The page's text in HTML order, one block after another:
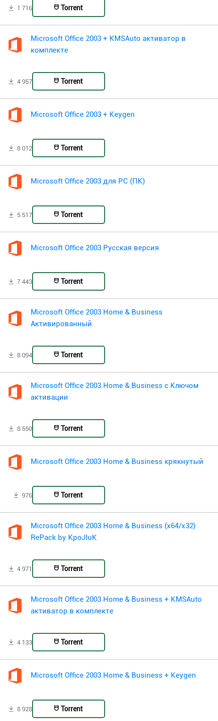
1 716 Torrent
Microsoft Office 2003 + KMSAuto активатор в
комплекте
4 957 Torrent
Microsoft Office 2003 + Keygen
8 012 Torrent
Microsoft Office 2003 для PC (ПК)
5 517 Torrent
Microsoft Office 2003 Русская версия
7 443 Torrent
Microsoft Office 2003 Home & Business
Активированный
8 094 Torrent
Microsoft Office 2003 Home & Business с Ключом
активации
8 550 Torrent
Microsoft Office 2003 Home & Business крякнутый
976 Torrent
Microsoft Office 2003 Home & Business (x64/x32)
RePack by KpoJIuK
4 971 Torrent
Microsoft Office 2003 Home & Business + KMSAuto
активатор в комплекте
4 133 Torrent
Microsoft Office 2003 Home & Business + Keygen
8 928 Torrent